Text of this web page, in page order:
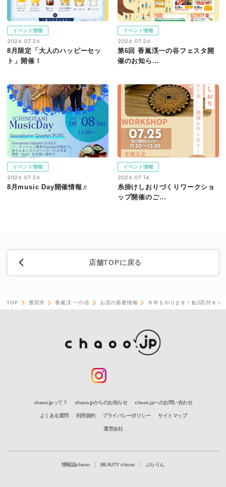
イベント情報
2026.07.26
8月限定「大人のハッピーセッ
ト」開催！
イベント情報
2026.07.26
第6回 香嵐渓一の谷フェスタ開
催のお知ら...
イベント情報
2026.07.26
8月music Day開催情報♬
イベント情報
2026.07.14
糸掛けしおりづくりワークショ
ップ開催のご...
店舗TOPに戻る
TOP 豊田市 香嵐渓 一の谷 お店の新着情報 今年もやります！鮎2匹付キャ
chaoo.jpって？ chaoo.jpからのお知らせ chaoo.jpへのお問い合わせ
よくある質問 利用規約 プライバシーポリシー サイトマップ
運営会社
情報誌chaoo BEAUTY chaoo ぶらりん